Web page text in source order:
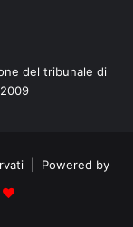
del tribunale di
| Powered by